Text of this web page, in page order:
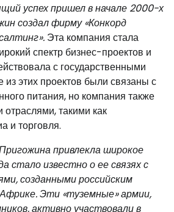
успех пришел в начале 2000-х
создал фирму «Конкорд
Эта компания стала
спектр бизнес-проектов и
с государственными
из этих проектов были связаны с
питания, но компания также
такими как
и торговля.
привлекла широкое
стало известно о ее связях с
созданными российским
Эти «туземные» армии,
активно участвовали в